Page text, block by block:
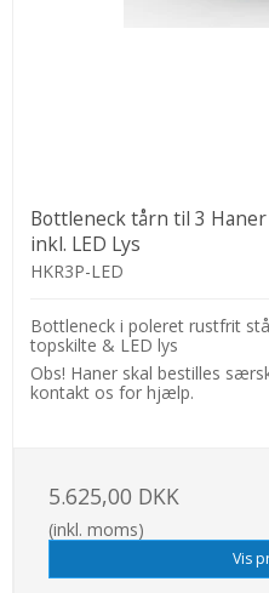
Bottleneck tårn til 3
inkl. LED Lys
HKR3P-LED
Bottleneck i poleret rustfrit
topskilte & LED lys
Obs! Haner skal bestilles
kontakt os for hjælp.
5.625,00 DKK
(inkl. moms)
Vis